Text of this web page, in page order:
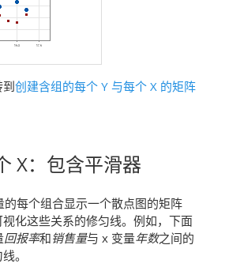
创建含组的每个 Y 与每个 X 的矩阵
X： 包含平滑器
每个组合显示一个散点图的矩阵
化这些关系的修匀线。例如，下面
回报率和销售量与 x 变量年数之间的
。